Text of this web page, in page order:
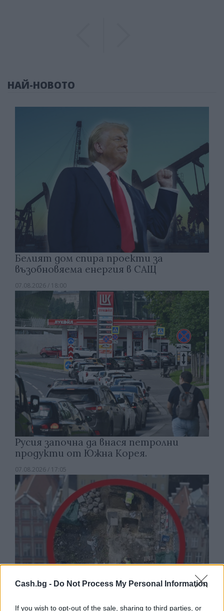
Cash.bg - Do Not Process My Personal Information
If you wish to opt-out of the sale, sharing to third parties, or
НАЙ-НОВОТО
Белият дом спира проекти за
възобновяема енергия в САЩ
07.08.2026 / 18:00
Русия започна да внася петролни
продукти от Южна Корея.
07.08.2026 / 17:05